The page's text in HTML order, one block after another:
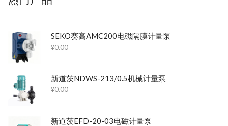
SEKO赛高AMC200电磁隔膜计量泵
¥0.00
新道茨NDWS-213/0.5机械计量泵
¥0.00
新道茨EFD-20-03电磁计量泵